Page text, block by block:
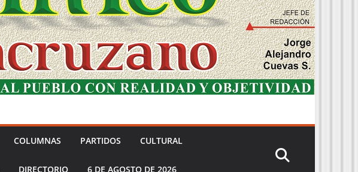
COLUMNAS PARTIDOS CULTURAL
DIRECTORIO 6 DE AGOSTO DE 2026